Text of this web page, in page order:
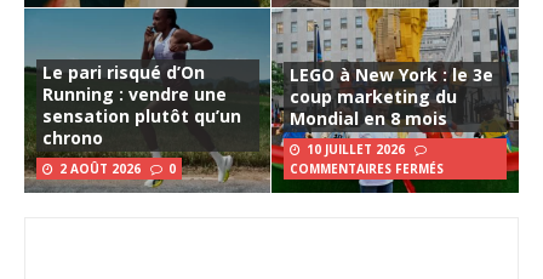
Le pari risqué d’On
Running : vendre une
sensation plutôt qu’un
chrono
2 AOÛT 2026 0
LEGO à New York : le 3e
coup marketing du
Mondial en 8 mois
10 JUILLET 2026
COMMENTAIRES FERMÉS